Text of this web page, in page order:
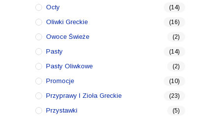
Octy (14)
Oliwki Greckie (16)
Owoce Świeże (2)
Pasty (14)
Pasty Oliwkowe (2)
Promocje (10)
Przyprawy I Zioła Greckie (23)
Przystawki (5)